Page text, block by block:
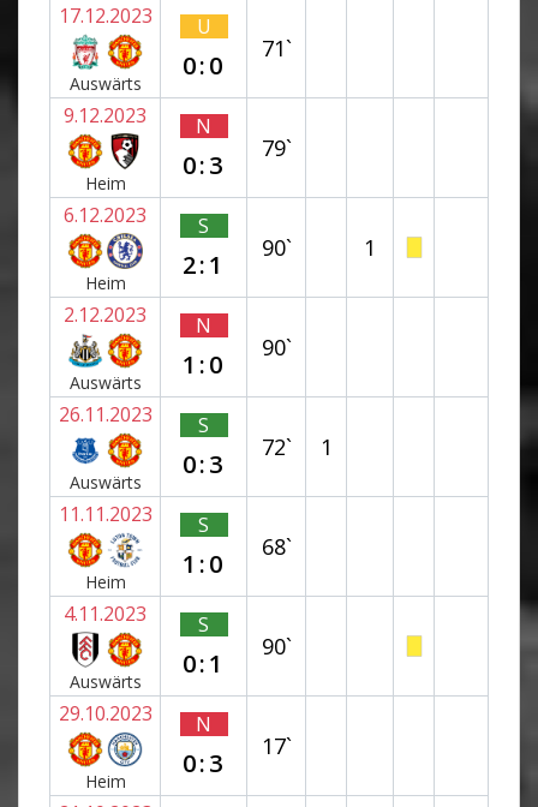
17.12.2023
Auswärts
U
0:0
71`
9.12.2023
Heim
N
0:3
79`
6.12.2023
Heim
S
2:1
90` 1
2.12.2023
Auswärts
N
1:0
90`
26.11.2023
Auswärts
S
0:3
72` 1
11.11.2023
Heim
S
1:0
68`
4.11.2023
Auswärts
S
0:1
90`
29.10.2023
Heim
N
0:3
17`